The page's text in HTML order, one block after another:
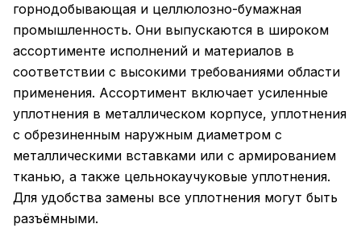
горнодобывающая и целлюлозно-бумажная
промышленность. Они выпускаются в широком
ассортименте исполнений и материалов в
соответствии с высокими требованиями области
применения. Ассортимент включает усиленные
уплотнения в металлическом корпусе, уплотнения
с обрезиненным наружным диаметром с
металлическими вставками или с армированием
тканью, а также цельнокаучуковые уплотнения.
Для удобства замены все уплотнения могут быть
разъёмными.